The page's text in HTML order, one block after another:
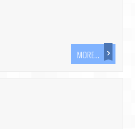
MORE...